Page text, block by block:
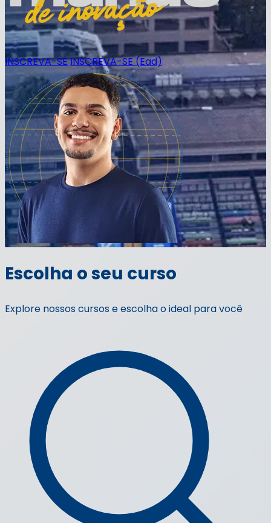
INSCREVA-SEINSCREVA-SE (Ead)
Escolha o seu curso
Explore nossos cursos e escolha o ideal para você